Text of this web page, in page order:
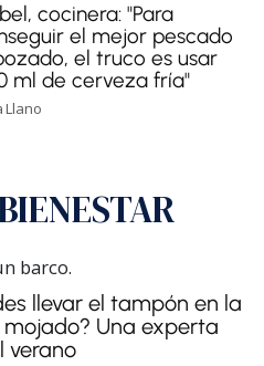
cocinera: "Para
el mejor pescado
el truco es usar
ml de cerveza fría"
Llano
llevar el tampón en la
Una experta
verano